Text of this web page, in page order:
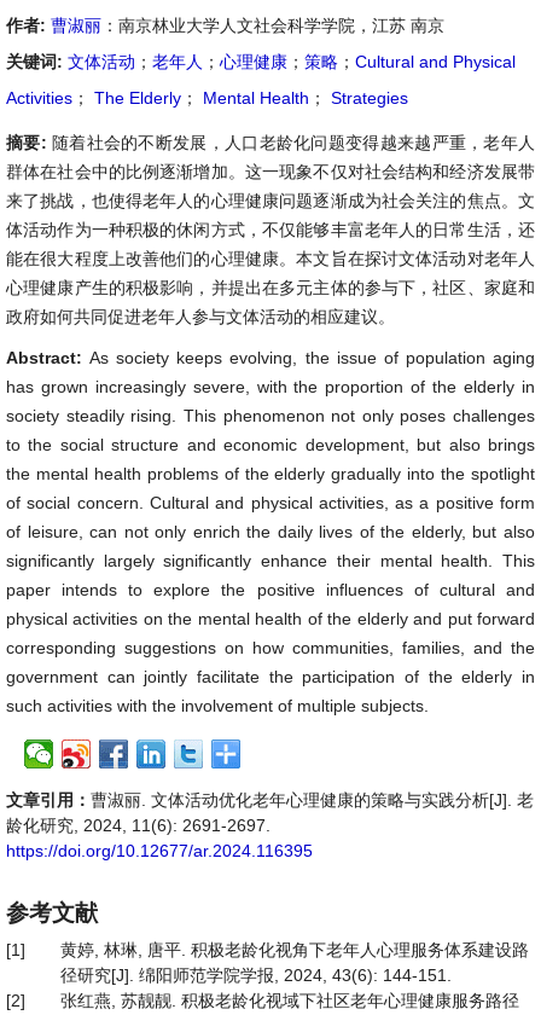
作者: 曹淑丽 ：南京林业大学人文社会科学学院，江苏 南京
关键词: 文体活动 ； 老年人 ； 心理健康 ； 策略 ； Cultural and Physical
Activities ； The Elderly ； Mental Health ； Strategies
摘要: 随着社会的不断发展，人口老龄化问题变得越来越严重，老年人
群体在社会中的比例逐渐增加。这一现象不仅对社会结构和经济发展带
来了挑战，也使得老年人的心理健康问题逐渐成为社会关注的焦点。文
体活动作为一种积极的休闲方式，不仅能够丰富老年人的日常生活，还
能在很大程度上改善他们的心理健康。本文旨在探讨文体活动对老年人
心理健康产生的积极影响，并提出在多元主体的参与下，社区、家庭和
政府如何共同促进老年人参与文体活动的相应建议。
Abstract:As society keeps evolving, the issue of population aging
has grown increasingly severe, with the proportion of the elderly in
society steadily rising. This phenomenon not only poses challenges
to the social structure and economic development, but also brings
the mental health problems of the elderly gradually into the spotlight
of social concern. Cultural and physical activities, as a positive form
of leisure, can not only enrich the daily lives of the elderly, but also
significantly largely significantly enhance their mental health. This
paper intends to explore the positive influences of cultural and
physical activities on the mental health of the elderly and put forward
corresponding suggestions on how communities, families, and the
government can jointly facilitate the participation of the elderly in
such activities with the involvement of multiple subjects.
文章引用： 曹淑丽. 文体活动优化老年心理健康的策略与实践分析[J]. 老
龄化研究, 2024, 11(6): 2691-2697.
https://doi.org/10.12677/ar.2024.116395
参考文献
[1]
黄婷, 林琳, 唐平. 积极老龄化视角下老年人心理服务体系建设路
径研究[J]. 绵阳师范学院学报, 2024, 43(6): 144-151.
[2]
张红燕, 苏靓靓. 积极老龄化视域下社区老年心理健康服务路径